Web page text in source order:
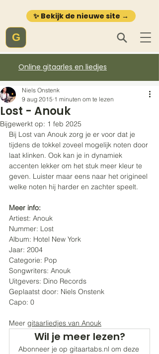
✨ Bekijk de nieuwe site →
G
Online gitaarles en liedjes
Lost - Anouk
Niels Onstenk
9 aug 2015 1 minuten om te lezen
Bijgewerkt op: 1 feb 2025
Bij Lost van Anouk zorg je er voor dat je
tijdens de tokkel zoveel mogelijk noten door
laat klinken. Ook kan je in dynamiek
accenten lekker om het stuk meer kleur te
geven. Luister maar eens naar het origineel
welke noten hij harder en zachter speelt.
Meer info:
Artiest: Anouk
Nummer: Lost
Album: Hotel New York
Jaar: 2004
Categorie: Pop
Songwriters: Anouk
Uitgevers: Dino Records
Geplaatst door: Niels Onstenk
Capo: 0
Meer gitaarliedjes van Anouk
Wil je meer lezen?
Abonneer je op gitaartabs.nl om deze